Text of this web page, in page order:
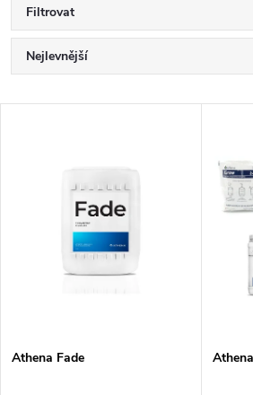
Filtrovat
Ř
a
r
Nejlevnější
p
Athena Fade